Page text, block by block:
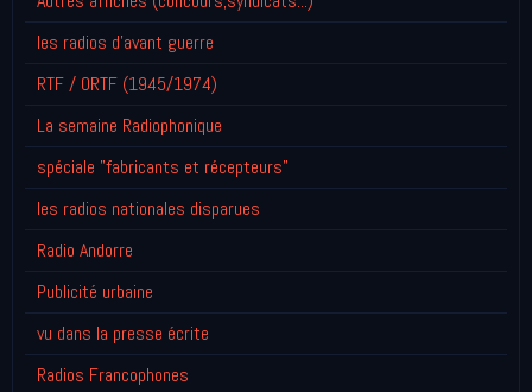
les radios d'avant guerre
RTF / ORTF (1945/1974)
La semaine Radiophonique
spéciale "fabricants et récepteurs"
les radios nationales disparues
Radio Andorre
Publicité urbaine
vu dans la presse écrite
Radios Francophones